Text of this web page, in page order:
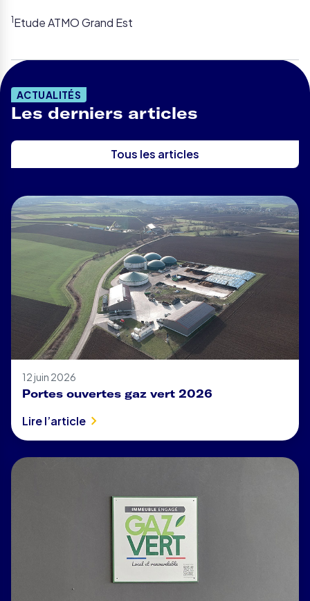
1 Etude ATMO Grand Est
ACTUALITÉS
Les derniers articles
Tous les articles
12 juin 2026
Portes ouvertes gaz vert 2026
Lire l’article